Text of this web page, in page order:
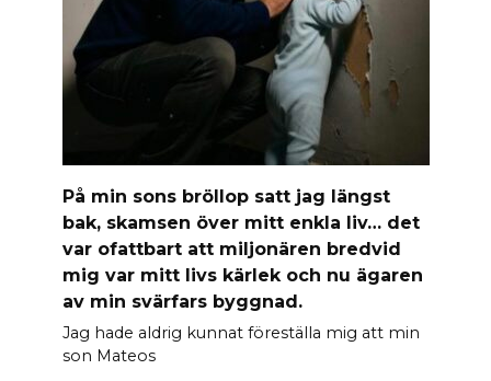
På min sons bröllop satt jag längst
bak, skamsen över mitt enkla liv… det
var ofattbart att miljonären bredvid
mig var mitt livs kärlek och nu ägaren
av min svärfars byggnad.
Jag hade aldrig kunnat föreställa mig att min
son Mateos